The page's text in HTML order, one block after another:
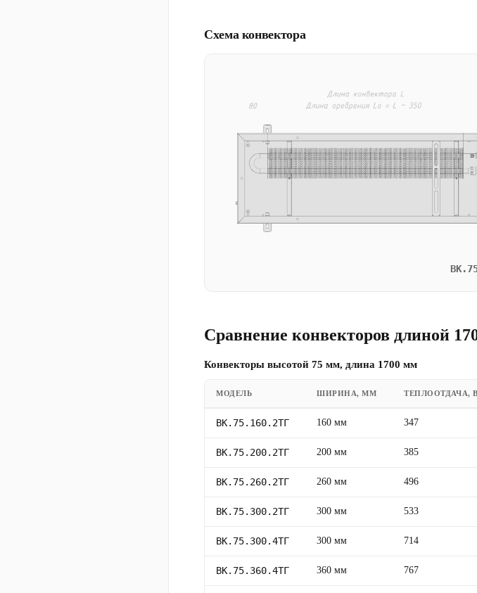
Схема конвектора
Сравнение конвекторов длиной
Конвекторы высотой 75 мм, длина 1700 мм
МОДЕЛЬ ШИРИНА, ММ ТЕПЛООТДАЧА,
ВК.75.160.2ТГ 160 мм 347
ВК.75.200.2ТГ 200 мм 385
ВК.75.260.2ТГ 260 мм 496
ВК.75.300.2ТГ 300 мм 533
ВК.75.300.4ТГ 300 мм 714
ВК.75.360.4ТГ 360 мм 767